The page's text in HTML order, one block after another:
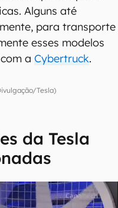
Alguns até
para transporte
esses modelos
com aCybertruck.
Tesla)
da Tesla